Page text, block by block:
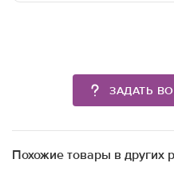
ЗАДАТЬ
Похожие товары в других